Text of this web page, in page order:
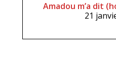
Amadou m’a dit
21